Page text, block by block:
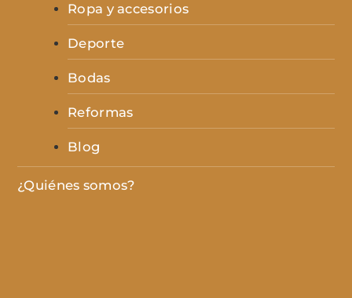
Ropa y accesorios
Deporte
Bodas
Reformas
Blog
¿Quiénes somos?